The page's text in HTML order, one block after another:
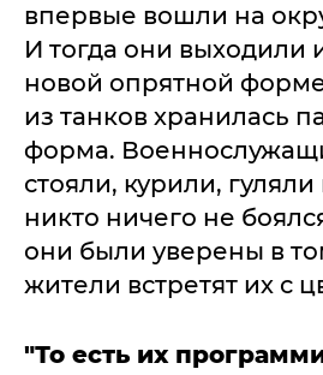
впервые вошли на
И тогда они выходили
новой опрятной
из танков хранилась
форма.
стояли, курили, гуляли
никто ничего не
они были уверены в
жители встретят их с
"То есть их